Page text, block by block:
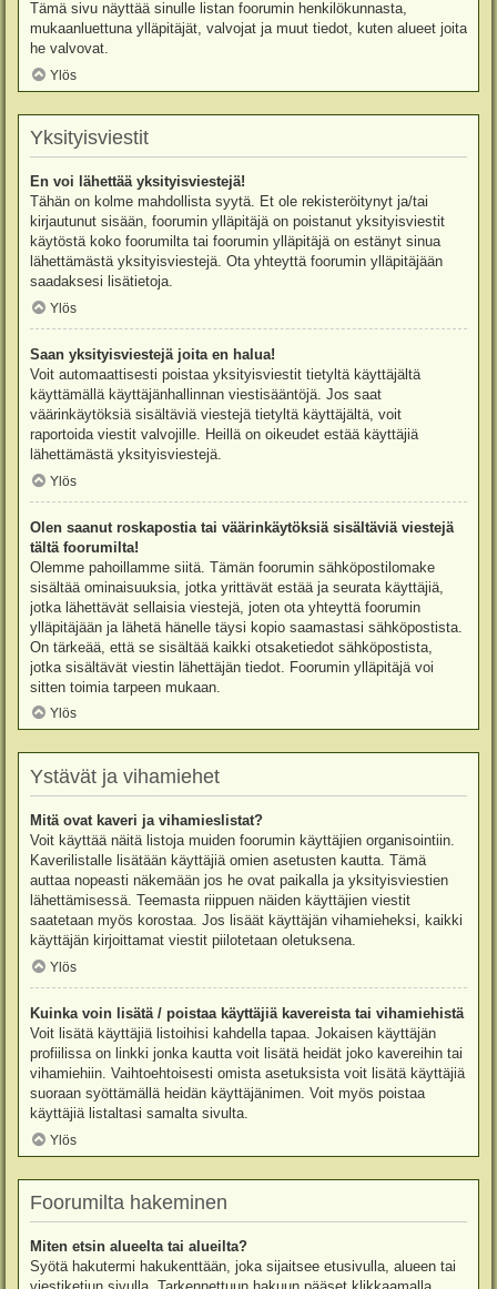
Tämä sivu näyttää sinulle listan foorumin henkilökunnasta,
mukaanluettuna ylläpitäjät, valvojat ja muut tiedot, kuten alueet joita
he valvovat.
Ylös
Yksityisviestit
En voi lähettää yksityisviestejä!
Tähän on kolme mahdollista syytä. Et ole rekisteröitynyt ja/tai
kirjautunut sisään, foorumin ylläpitäjä on poistanut yksityisviestit
käytöstä koko foorumilta tai foorumin ylläpitäjä on estänyt sinua
lähettämästä yksityisviestejä. Ota yhteyttä foorumin ylläpitäjään
saadaksesi lisätietoja.
Ylös
Saan yksityisviestejä joita en halua!
Voit automaattisesti poistaa yksityisviestit tietyltä käyttäjältä
käyttämällä käyttäjänhallinnan viestisääntöjä. Jos saat
väärinkäytöksiä sisältäviä viestejä tietyltä käyttäjältä, voit
raportoida viestit valvojille. Heillä on oikeudet estää käyttäjiä
lähettämästä yksityisviestejä.
Ylös
Olen saanut roskapostia tai väärinkäytöksiä sisältäviä viestejä
tältä foorumilta!
Olemme pahoillamme siitä. Tämän foorumin sähköpostilomake
sisältää ominaisuuksia, jotka yrittävät estää ja seurata käyttäjiä,
jotka lähettävät sellaisia viestejä, joten ota yhteyttä foorumin
ylläpitäjään ja lähetä hänelle täysi kopio saamastasi sähköpostista.
On tärkeää, että se sisältää kaikki otsaketiedot sähköpostista,
jotka sisältävät viestin lähettäjän tiedot. Foorumin ylläpitäjä voi
sitten toimia tarpeen mukaan.
Ylös
Ystävät ja vihamiehet
Mitä ovat kaveri ja vihamieslistat?
Voit käyttää näitä listoja muiden foorumin käyttäjien organisointiin.
Kaverilistalle lisätään käyttäjiä omien asetusten kautta. Tämä
auttaa nopeasti näkemään jos he ovat paikalla ja yksityisviestien
lähettämisessä. Teemasta riippuen näiden käyttäjien viestit
saatetaan myös korostaa. Jos lisäät käyttäjän vihamieheksi, kaikki
käyttäjän kirjoittamat viestit piilotetaan oletuksena.
Ylös
Kuinka voin lisätä / poistaa käyttäjiä kavereista tai vihamiehistä
Voit lisätä käyttäjiä listoihisi kahdella tapaa. Jokaisen käyttäjän
profiilissa on linkki jonka kautta voit lisätä heidät joko kavereihin tai
vihamiehiin. Vaihtoehtoisesti omista asetuksista voit lisätä käyttäjiä
suoraan syöttämällä heidän käyttäjänimen. Voit myös poistaa
käyttäjiä listaltasi samalta sivulta.
Ylös
Foorumilta hakeminen
Miten etsin alueelta tai alueilta?
Syötä hakutermi hakukenttään, joka sijaitsee etusivulla, alueen tai